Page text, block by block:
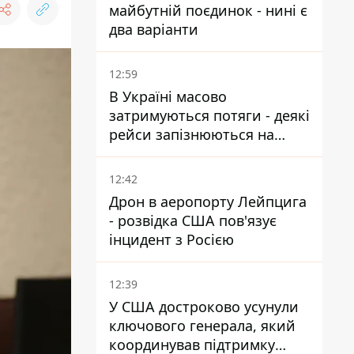
майбутній поєдинок - нині є
два варіанти
12:59
В Україні масово
затримуються потяги - деякі
рейси запізнюються на
понад 12 годин
12:42
Дрон в аеропорту Лейпцига
- розвідка США пов'язує
інцидент з Росією
12:39
У США достроково усунули
ключового генерала, який
координував підтримку